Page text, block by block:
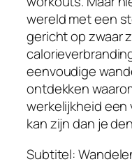
wereld met een
gericht op zwaar
eenvoudige
ontdekken
werkelijkheid
kan zijn dan je
Subtitel: